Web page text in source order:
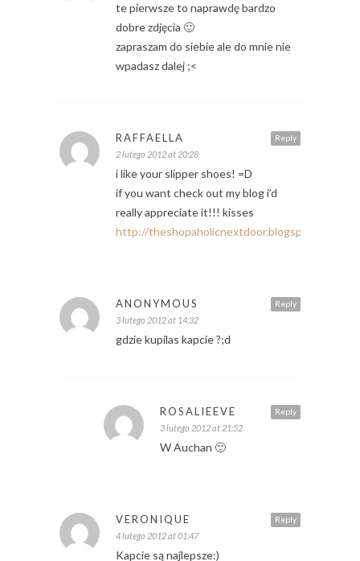
te pierwsze to naprawdę bardzo
dobre zdjęcia 🙂
zapraszam do siebie ale do mnie nie
wpadasz dalej ;<
Reply
RAFFAELLA
2 lutego 2012 at 20:28
i like your slipper shoes! =D
if you want check out my blog i’d
really appreciate it!!! kisses
http://theshopaholicnextdoor.blogspot.com/
Reply
ANONYMOUS
3 lutego 2012 at 14:32
gdzie kupilas kapcie ?;d
Reply
ROSALIEEVE
3 lutego 2012 at 21:52
W Auchan 🙂
Reply
VERONIQUE
4 lutego 2012 at 01:47
Kapcie są najlepsze:)